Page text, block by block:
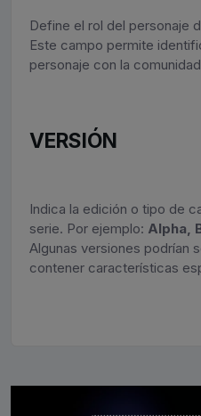
Define el rol del personaje
Este campo permite
personaje con la
VERSIÓN
Indica la edición o tipo de
serie. Por ejemplo: Alpha,
Algunas versiones podrían
contener características